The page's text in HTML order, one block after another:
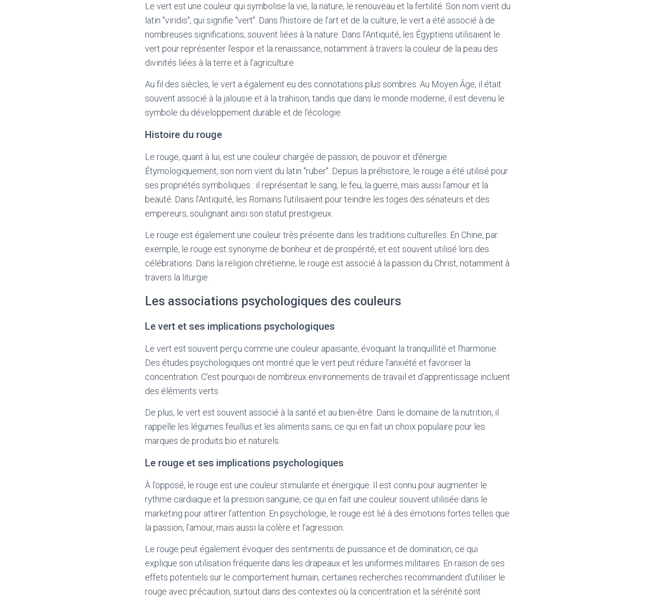
Le vert est une couleur qui symbolise la vie, la nature, le renouveau et la fertilité. Son nom vient du
latin "viridis", qui signifie "vert". Dans l’histoire de l’art et de la culture, le vert a été associé à de
nombreuses significations, souvent liées à la nature. Dans l’Antiquité, les Égyptiens utilisaient le
vert pour représenter l’espoir et la renaissance, notamment à travers la couleur de la peau des
divinités liées à la terre et à l’agriculture.
Au fil des siècles, le vert a également eu des connotations plus sombres. Au Moyen Âge, il était
souvent associé à la jalousie et à la trahison, tandis que dans le monde moderne, il est devenu le
symbole du développement durable et de l’écologie.
Histoire du rouge
Le rouge, quant à lui, est une couleur chargée de passion, de pouvoir et d’énergie.
Étymologiquement, son nom vient du latin "ruber". Depuis la préhistoire, le rouge a été utilisé pour
ses propriétés symboliques : il représentait le sang, le feu, la guerre, mais aussi l’amour et la
beauté. Dans l’Antiquité, les Romains l’utilisaient pour teindre les toges des sénateurs et des
empereurs, soulignant ainsi son statut prestigieux.
Le rouge est également une couleur très présente dans les traditions culturelles. En Chine, par
exemple, le rouge est synonyme de bonheur et de prospérité, et est souvent utilisé lors des
célébrations. Dans la religion chrétienne, le rouge est associé à la passion du Christ, notamment à
travers la liturgie.
Les associations psychologiques des couleurs
Le vert et ses implications psychologiques
Le vert est souvent perçu comme une couleur apaisante, évoquant la tranquillité et l’harmonie.
Des études psychologiques ont montré que le vert peut réduire l’anxiété et favoriser la
concentration. C’est pourquoi de nombreux environnements de travail et d’apprentissage incluent
des éléments verts.
De plus, le vert est souvent associé à la santé et au bien-être. Dans le domaine de la nutrition, il
rappelle les légumes feuillus et les aliments sains, ce qui en fait un choix populaire pour les
marques de produits bio et naturels.
Le rouge et ses implications psychologiques
À l’opposé, le rouge est une couleur stimulante et énergique. Il est connu pour augmenter le
rythme cardiaque et la pression sanguine, ce qui en fait une couleur souvent utilisée dans le
marketing pour attirer l’attention. En psychologie, le rouge est lié à des émotions fortes telles que
la passion, l’amour, mais aussi la colère et l’agression.
Le rouge peut également évoquer des sentiments de puissance et de domination, ce qui
explique son utilisation fréquente dans les drapeaux et les uniformes militaires. En raison de ses
effets potentiels sur le comportement humain, certaines recherches recommandent d’utiliser le
rouge avec précaution, surtout dans des contextes où la concentration et la sérénité sont